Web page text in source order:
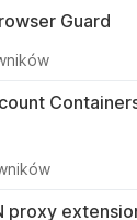
Guard
proxy